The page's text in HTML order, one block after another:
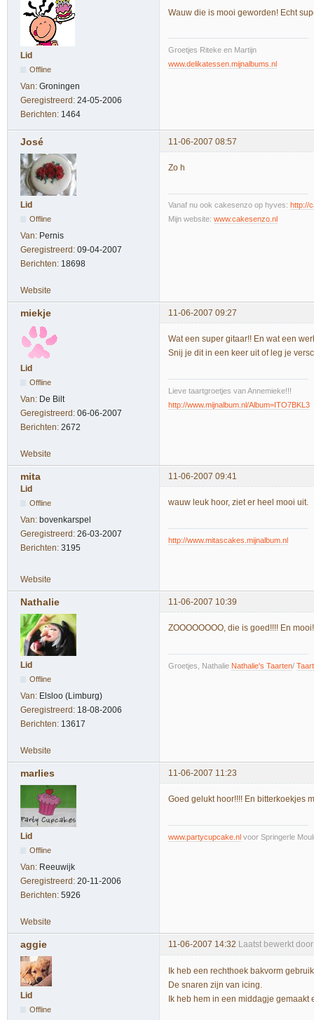
Lid
Offline
Van: Groningen
Geregistreerd: 24-05-2006
Berichten: 1464
Wauw die is mooi geworden! Echt
Groetjes Riteke en Martijn
www.delikatessen.mijnalbums.nl
José 11-06-2007 08:57
Lid
Offline
Van: Pernis
Geregistreerd: 09-04-2007
Berichten: 18698
Zo h
Vanaf nu ook cakesenzo op hyves: http://
Mijn website: www.cakesenzo.nl
Website
miekje 11-06-2007 09:27
Lid
Offline
Van: De Bilt
Geregistreerd: 06-06-2007
Berichten: 2672
Wat een super gitaar!! En wat een
Snij je dit in een keer uit of leg je
Lieve taartgroetjes van Annemieke!!!
http://www.mijnalbum.nl/Album=ITO7BKL3
Website
mita
11-06-2007 09:41
Lid
Offline
Van: bovenkarspel
Geregistreerd: 26-03-2007
Berichten: 3195
wauw leuk hoor, ziet er heel mooi uit.
http://www.mitascakes.mijnalbum.nl
Website
Nathalie 11-06-2007 10:39
Lid
Offline
Van: Elsloo (Limburg)
Geregistreerd: 18-08-2006
Berichten: 13617
ZOOOOOOOO, die is goed!!!! En
Groetjes, Nathalie Nathalie's Taarten/
Website
marlies 11-06-2007 11:23
Lid
Offline
Van: Reeuwijk
Geregistreerd: 20-11-2006
Berichten: 5926
Goed gelukt hoor!!!! En bitterkoekjes
www.partycupcake.nl voor Springerle
Website
aggie 11-06-2007 14:32 Laatst bewerkt
Lid
Offline
Ik heb een rechthoek bakvorm
De snaren zijn van icing.
Ik heb hem in een middagje gemaakt